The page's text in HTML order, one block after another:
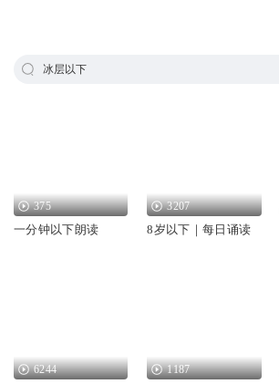
冰层以下
375
一分钟以下朗读
3207
8岁以下｜每日诵读
6244 1187